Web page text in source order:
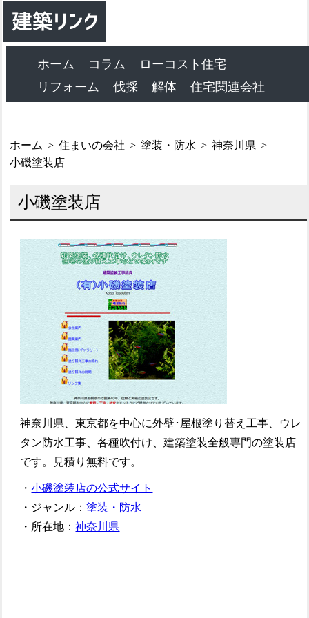
ホーム コラム
ローコスト住宅
リフォーム
伐採 解体 住宅関連会社
ホーム 住まいの会社 塗装・防水
神奈川県
小磯塗装店
小磯塗装店
神奈川県、東京都を中心に外壁･屋根塗り替え工事、ウレ
タン防水工事、各種吹付け、建築塗装全般専門の塗装店
です。見積り無料です。
・小磯塗装店の公式サイト
・ジャンル：塗装・防水
・所在地：神奈川県